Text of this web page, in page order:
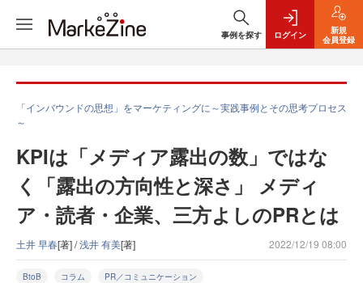
事例を探す ログイン
新規
会員登録
「インバウンドの思想」をマーケティングに～実践事例とその思考プロセス
～
KPIは「メディア露出の数」ではな
く「露出の方向性と深さ」 メディ
ア・読者・企業、三方よしのPRとは
土井 早春[著] /浅井 有美[著] 2022/12/19 08:00
BtoB コラム PR／コミュニケーション